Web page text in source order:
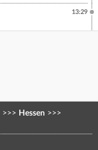
13:29
>>> Hessen >>>